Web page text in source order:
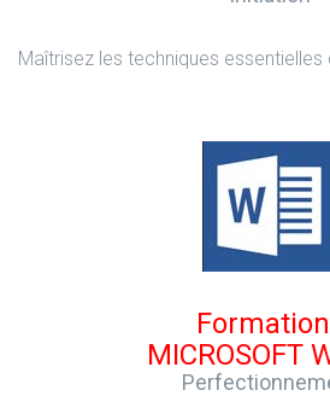
Maîtrisez les techniques
MICROSOFT